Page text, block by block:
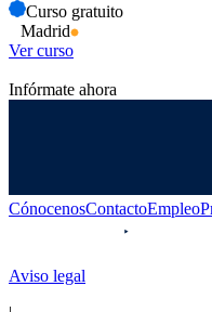
Curso gratuito
Madrid
Ver curso
Infórmate ahora
CónocenosContactoEmpleo
Aviso legal